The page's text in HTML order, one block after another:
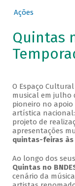
Ações
Quintas
O Espaço
musical em julho
pioneiro no
artística
projeto de
apresentações
quintas-feiras às
Ao longo dos
Quintas no
cenário da